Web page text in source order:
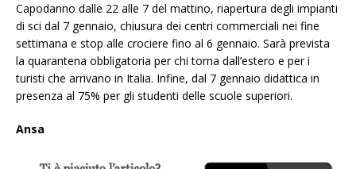
Capodanno dalle 22 alle 7 del mattino, riapertura degli impianti
di sci dal 7 gennaio, chiusura dei centri commerciali nei fine
settimana e stop alle crociere fino al 6 gennaio. Sarà prevista
la quarantena obbligatoria per chi torna dall’estero e per i
turisti che arrivano in Italia. Infine, dal 7 gennaio didattica in
presenza al 75% per gli studenti delle scuole superiori.
Ansa